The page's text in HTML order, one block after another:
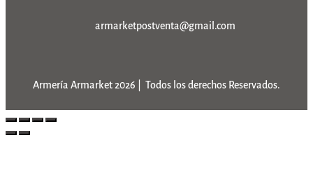
armarketpostventa@gmail.com
Armería Armarket 2026 | Todos los derechos Reservados.